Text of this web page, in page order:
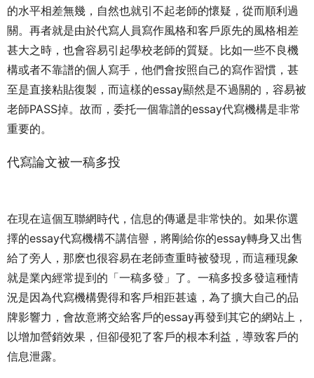
的水平相差無幾，自然也就引不起老師的懷疑，從而順利過
關。再者就是由於代寫人員寫作風格和客戶原先的風格相差
甚大之時，也會容易引起學校老師的質疑。比如一些不良機
構或者不靠譜的個人寫手，他們會按照自己的寫作習慣，甚
至是直接粘貼復製，而這樣的essay顯然是不過關的，容易被
老師PASS掉。故而，委托一個靠譜的essay代寫機構是非常
重要的。
代寫論文被一稿多投
在現在這個互聯網時代，信息的傳遞是非常快的。如果你選
擇的essay代寫機構不講信譽，將剛給你的essay轉身又出售
給了旁人，那麽也很容易在老師查重時被發現，而這種現象
就是業內經常提到的「一稿多發」了。一稿多投多發這種情
況是因為代寫機構覺得和客戶相距甚遠，為了擴大自己的品
牌影響力，會故意將交給客戶的essay再發到其它的網站上，
以增加營銷效果，但卻侵犯了客戶的根本利益，導致客戶的
信息泄露。